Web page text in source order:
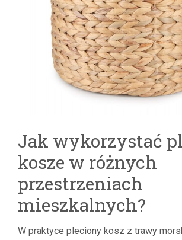
Jak wykorzystać
kosze w różnych
przestrzeniach
mieszkalnych?
W praktyce pleciony kosz z trawy